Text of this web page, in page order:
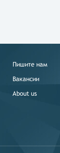
Пишите нам
Вакансии
About us